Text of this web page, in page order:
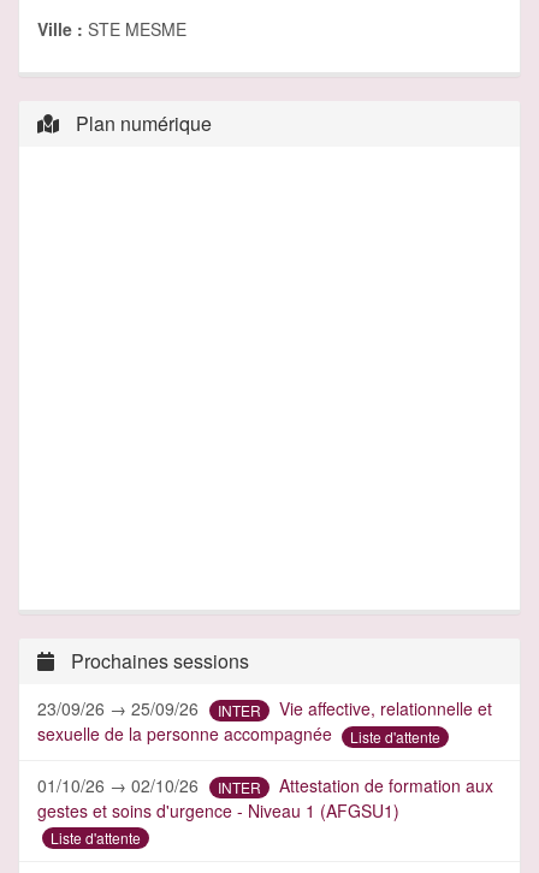
Ville : STE MESME
Plan numérique
Prochaines sessions
23/09/26 → 25/09/26 INTER
Vie affective, relationnelle et
sexuelle de la personne accompagnée
Liste d'attente
01/10/26 → 02/10/26 INTER
Attestation de formation aux
gestes et soins d'urgence - Niveau 1 (AFGSU1)
Liste d'attente